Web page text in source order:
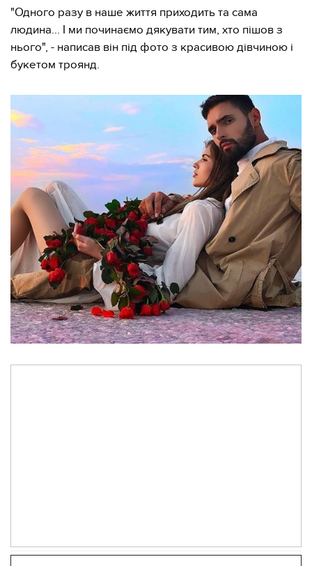
"Одного разу в наше життя приходить та сама
людина... І ми починаємо дякувати тим, хто пішов з
нього", - написав він під фото з красивою дівчиною і
букетом троянд.